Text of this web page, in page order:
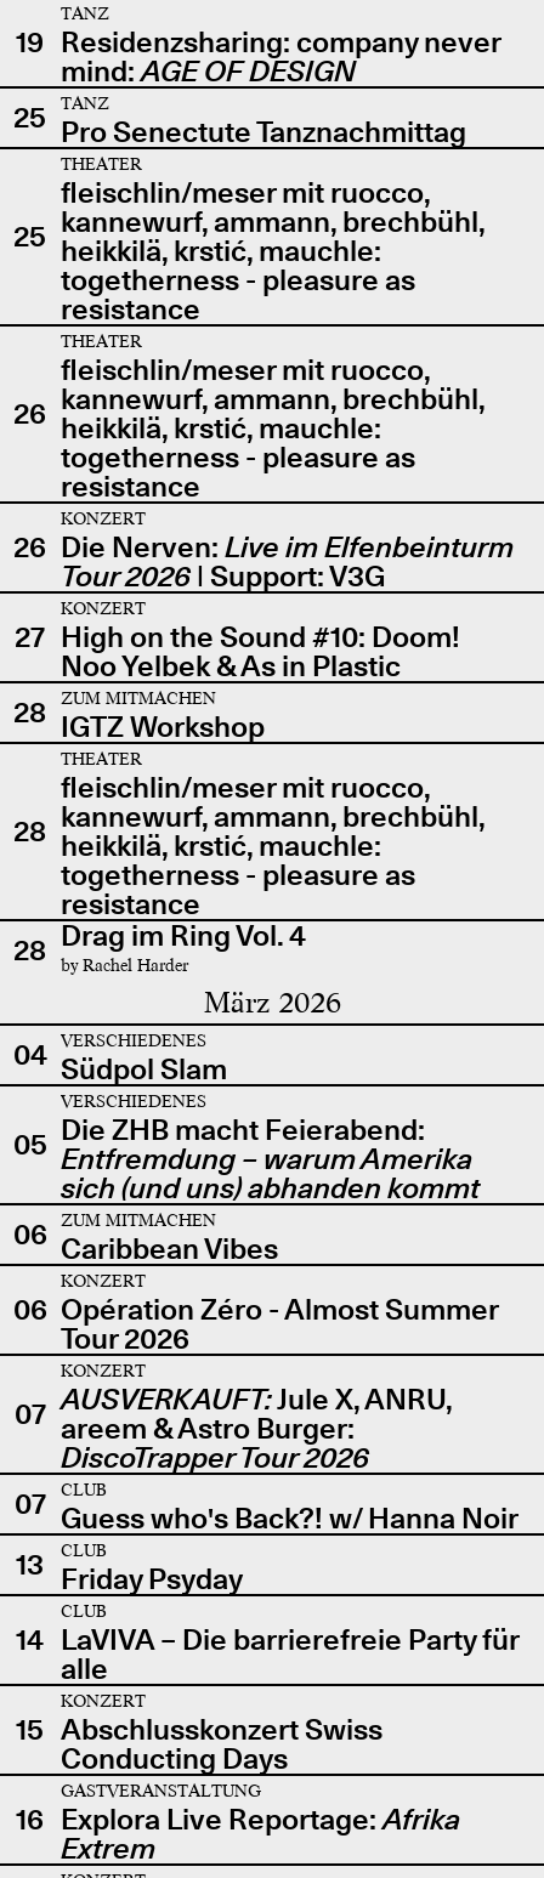
19
TANZ
Residenzsharing: company never
mind:AGE OF DESIGN
25
TANZ
Pro Senectute Tanznachmittag
25
THEATER
fleischlin/meser mit ruocco,
kannewurf, ammann, brechbühl,
heikkilä, krstić, mauchle:
togetherness - pleasure as
resistance
26
THEATER
fleischlin/meser mit ruocco,
kannewurf, ammann, brechbühl,
heikkilä, krstić, mauchle:
togetherness - pleasure as
resistance
26
KONZERT
Die Nerven: Live im Elfenbeinturm
Tour 2026| Support: V3G
27
KONZERT
High on the Sound #10: Doom!
Noo Yelbek & As in Plastic
28
ZUM MITMACHEN
IGTZ Workshop
28
THEATER
fleischlin/meser mit ruocco,
kannewurf, ammann, brechbühl,
heikkilä, krstić, mauchle:
togetherness - pleasure as
resistance
28 Drag im Ring Vol. 4
by Rachel Harder
März 2026
04 VERSCHIEDENES
Südpol Slam
05
VERSCHIEDENES
Die ZHB macht Feierabend:
Entfremdung – warum Amerika
sich (und uns) abhanden kommt
06
ZUM MITMACHEN
Caribbean Vibes
06
KONZERT
Opération Zéro - Almost Summer
Tour 2026
07
KONZERT
AUSVERKAUFT:Jule X, ANRU,
areem & Astro Burger:
DiscoTrapper Tour 2026
07
CLUB
Guess who's Back?! w/ Hanna Noir
13
CLUB
Friday Psyday
14
CLUB
LaVIVA – Die barrierefreie Party für
alle
15
KONZERT
Abschlusskonzert Swiss
Conducting Days
16
GASTVERANSTALTUNG
Explora Live Reportage:Afrika
Extrem